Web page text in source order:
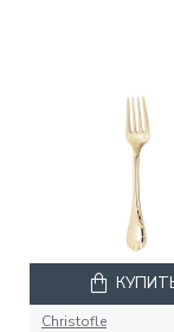
Christofle